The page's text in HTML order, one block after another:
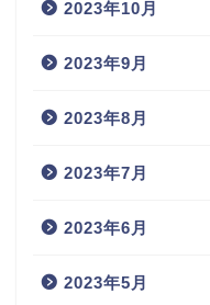
2023年10月
2023年9月
2023年8月
2023年7月
2023年6月
2023年5月